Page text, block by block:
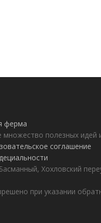
ферма
множество полезных идей
соглашение
Хохловский
при указании